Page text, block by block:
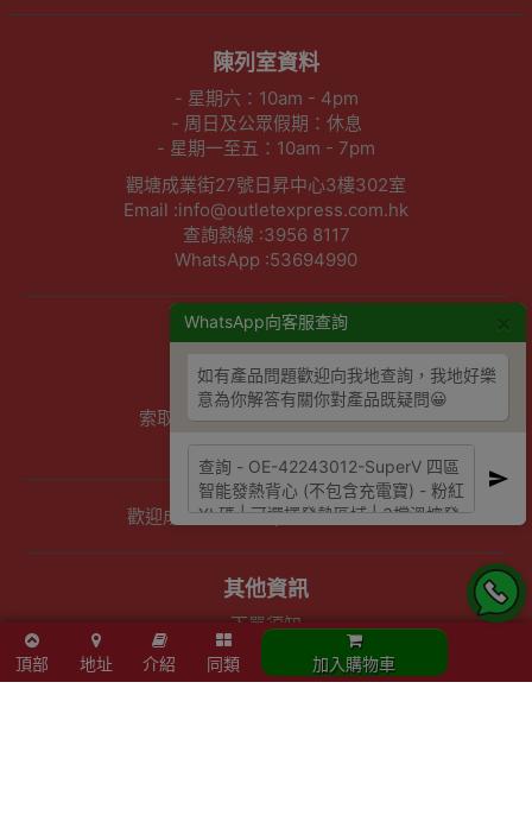
WhatsApp向客服查詢
如有產品問題歡迎向我地查詢，我地好樂
意為你解答有關你對產品既疑問😀
頂部 地址 介紹 同類 加入購物車
陳列室資料
- 星期六：10am - 4pm
- 周日及公眾假期：休息
- 星期一至五：10am - 7pm
觀塘成業街27號日昇中心3樓302室
Email :info@outletexpress.com.hk
查詢熱線 :3956 8117
WhatsApp :53694990
商店資訊
聯絡我們
關於我們
索取報價 公司、學校或機構採購
以公司採購卡(P卡)付款
歡迎成為Outlet Express HK供應商
其他資訊
下單須知
隱私權及條款聲明
保養條款及更換政策